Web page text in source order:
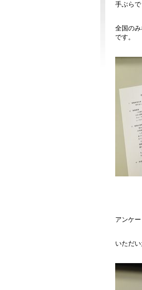
手ぶら
全国の
です。
アンケ
いただ